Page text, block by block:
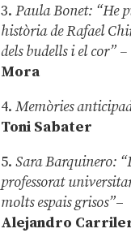
3.Paula Bonet: “He
història de Rafael
dels budells i el cor” –
Mora
4.Memòries
Toni Sabater
5.Sara Barquinero:
professorat
molts espais grisos”–
Alejandro